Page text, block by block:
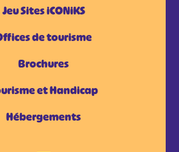
Jeu Sites iCONiKS
de tourisme
Brochures
et Handicap
Hébergements